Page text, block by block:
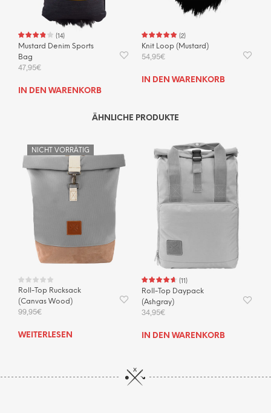
(14)
Mustard Denim Sports
Bag
47,95€
IN DEN WARENKORB
(2)
Knit Loop (Mustard)
54,95€
IN DEN WARENKORB
ÄHNLICHE PRODUKTE
NICHT VORRÄTIG
Roll-Top Rucksack
(Canvas Wood)
99,95€
WEITERLESEN
(11 )
Roll-Top Daypack
(Ashgray)
34,95€
IN DEN WARENKORB